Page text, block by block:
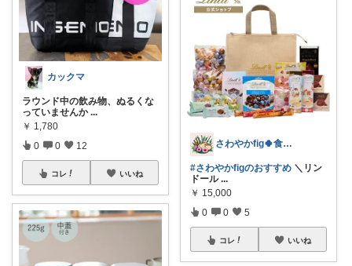
カックマ
ラウンド中の飲み物、ぬるくな
っていませんか ...
￥ 1,780
0 0 12
コレ いいね
さわやかfig🍀食と暮らしを楽しむ
#さわやかfigのおすすめ ＼リン
ドール ...
￥ 15,000
0 0 5
コレ いいね